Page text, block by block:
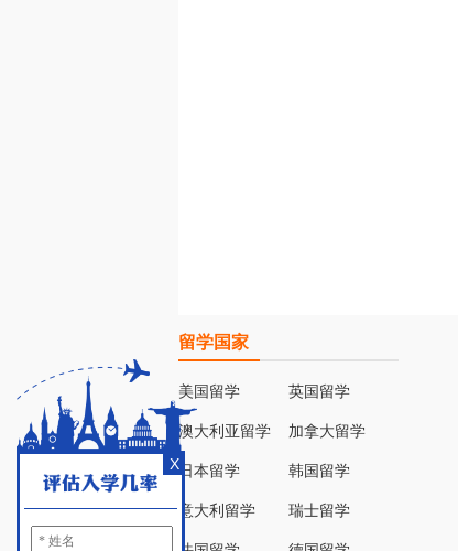
X
留学国家
美国留学 英国留学
澳大利亚留学 加拿大留学
日本留学 韩国留学
意大利留学 瑞士留学